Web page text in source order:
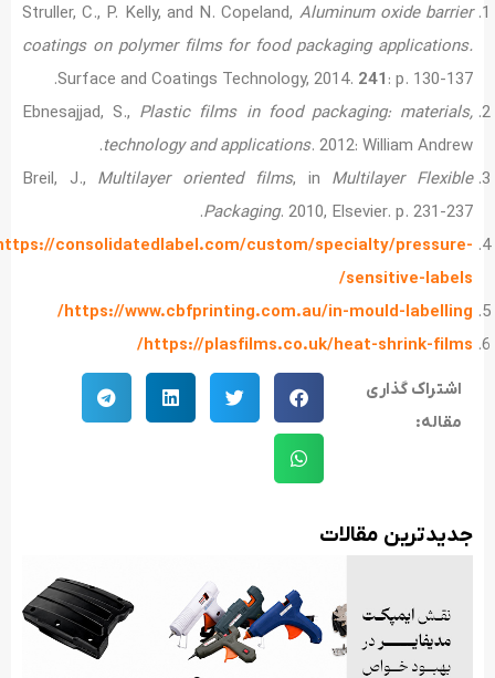
Struller, C., P. Kelly, and N. Copeland, Aluminum oxide barrier
coatings on polymer films for food packaging applications.
Surface and Coatings Technology, 2014. 241 : p. 130-137.
Ebnesajjad, S., Plastic films in food packaging: materials,
technology and applications. 2012: William Andrew.
Breil, J., Multilayer oriented films, in Multilayer Flexible
Packaging. 2010, Elsevier. p. 231-237.
consolidatedlabel.com/custom/specialty/pressure-
sensitive-labels
/
https://www.cbfprinting.com.au/in-mould-labelling
/
https://plasfilms.co.uk/heat-shrink-films
/
اشتراک گذاری
مقاله:
جدید‌ترین مقالات